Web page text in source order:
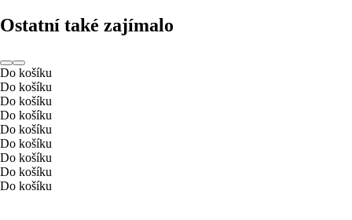
Ostatní také zajímalo
Do košíku
Do košíku
Do košíku
Do košíku
Do košíku
Do košíku
Do košíku
Do košíku
Do košíku